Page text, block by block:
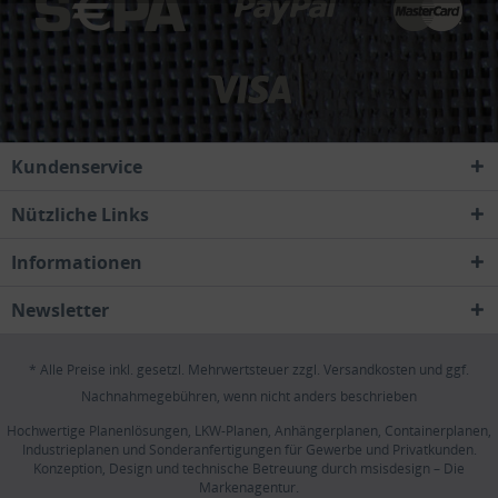
Kundenservice
Nützliche Links
Informationen
Newsletter
* Alle Preise inkl. gesetzl. Mehrwertsteuer zzgl. Versandkosten und ggf.
Nachnahmegebühren, wenn nicht anders beschrieben
Hochwertige Planenlösungen, LKW-Planen, Anhängerplanen, Containerplanen,
Industrieplanen und Sonderanfertigungen für Gewerbe und Privatkunden.
Konzeption, Design und technische Betreuung durch msisdesign – Die
Markenagentur.